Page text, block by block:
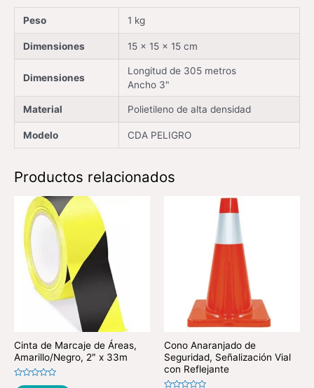
Peso 1 kg
Dimensiones 15 × 15 × 15 cm
Dimensiones
Longitud de 305 metros
Ancho 3"
Material Polietileno de alta densidad
Modelo CDA PELIGRO
Productos relacionados
Cinta de Marcaje de Áreas,
Amarillo/Negro, 2″ x 33m
Valorado
Cono Anaranjado de
Seguridad, Señalización Vial
con Reflejante